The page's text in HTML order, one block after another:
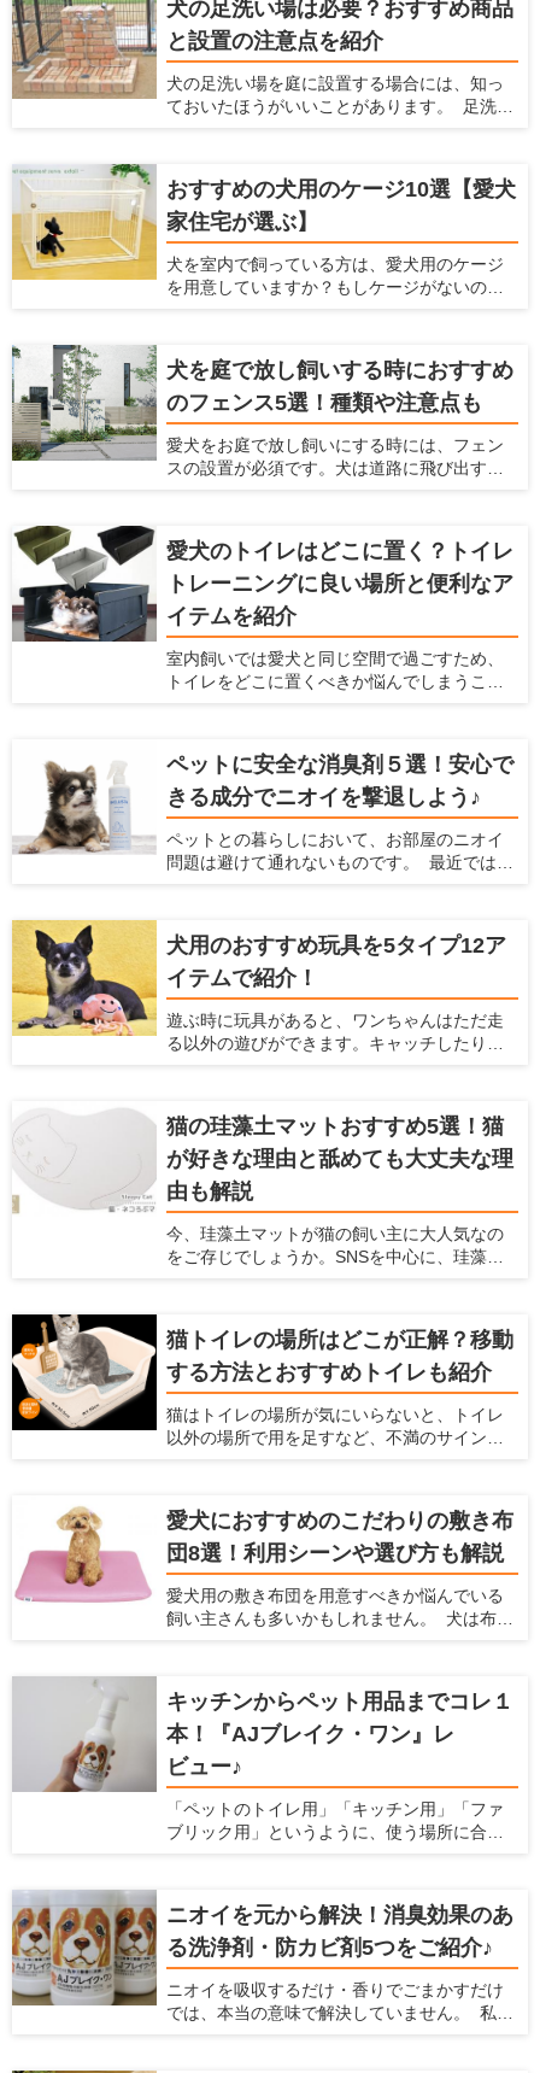
す。こういった悩みを解消するには、カー
ペットを敷くことをおすすめします。 ここで
は犬を飼う場合の家でのカーペットの魅力を
紹介するとともに、愛犬と暮らしやすい家を
提案している愛犬家住宅だからこその視点
る人はぜひ参考にしてくださいね！
犬の足洗い場は必要？おすすめ商品
と設置の注意点を紹介
犬の足洗い場を庭に設置する場合には、知っ
ておいたほうがいいことがあります。 足洗い
て便利です。しかし、足洗い場はただ設置す
るだけだと後々不都合が起こったり、それが
原因で使わなくなったりします。 ここでは、
犬と暮らすための住宅の情報を提供している
愛犬家住宅ならではの視点で、足洗い場に必
要な設備や注意点、おすすめの足洗い場など
おすすめの犬用のケージ10選【愛犬
家住宅が選ぶ】
犬を室内で飼っている方は、愛犬用のケージ
を用意していますか？もしケージがないので
えていたら、犬にとってはとてもマイナスに
なっているかもしれませんよ。 ここでは、犬
にとってケージが大事な理由とケージの種類
や選び方、おすすめの犬用ケージを紹介しよ
うと思います。これまでにたくさんの愛犬家
を見てきた「愛犬家住宅」の視点で、犬用の
犬を庭で放し飼いする時におすすめ
のフェンス5選！種類や注意点も
愛犬をお庭で放し飼いにする時には、フェン
スの設置が必須です。犬は道路に飛び出すこ
したフェンスを設置することで、犬が車にひ
かれることを防げますし、通行人への迷惑も
防げます。 ただ、庭で放し飼いをする時には
どんなフェンスを選べばいいか、どんなポイ
ントに注意すればいいかなどわからないと思
います。ここでは、犬を庭で放し飼いすると
きにおすすめのフェンスを紹介するととも
に、放し飼いするときに気をつけるべきこと
愛犬のトイレはどこに置く？トイレ
トレーニングに良い場所と便利なア
イテムを紹介
室内飼いでは愛犬と同じ空間で過ごすため、
トイレをどこに置くべきか悩んでしまうこと
犬も飼い主もストレスを感じにくい場所はあ
るのでしょうか。 自宅の間取りや掃除のしや
すさを考慮しつつ、トイレ関連のアイテムや
トイレの置き方を工夫すれば、ベストな場所
が見つかるはずです。この記事では、愛犬が
好むトイレの条件とおすすめの場所、トイレ
ペットに安全な消臭剤５選！安心で
きる成分でニオイを撃退しよう♪
ペットとの暮らしにおいて、お部屋のニオイ
問題は避けて通れないものです。 最近ではさ
全かどうか」で選びたいですよね。 今回は
「ペットがいるご家庭でも安心して使える消
臭剤」を5つご紹介します。
犬用のおすすめ玩具を5タイプ12ア
イテムで紹介！
遊ぶ時に玩具があると、ワンちゃんはただ走
る以外の遊びができます。キャッチしたり、
も、玩具は愛犬、飼い主のどちらにとっても
様々なメリットがあります。 ここでは、犬と
の生活の情報を紹介している「愛犬家住宅」
が、犬と楽しむための玩具の種類やメリッ
ト、おすすめ商品を紹介しようと思います。
犬用の玩具にどんなものがあるか知りたい方
や、愛犬にどんな玩具を買ってあげるか迷っ
ている方は、ぜひ参考にしてください！
猫の珪藻土マットおすすめ5選！猫
が好きな理由と舐めても大丈夫な理
由も解説
今、珪藻土マットが猫の飼い主に大人気なの
をご存じでしょうか。SNSを中心に、珪藻土
上がっています。 珪藻土マットは猫にとって
快適に過ごせる場所で、一日中珪藻土マット
の上で過ごす猫もいるようです。 珪藻土マッ
トとは、吸水性や速乾性に優れた人気アイテ
ム。脱衣所のマットを猫が占拠してしまうと
飼い主が使えないため、猫用にも珪藻土マッ
するとともに、舐めても大丈夫な理由とおす
すめアイテムを紹介します。
猫トイレの場所はどこが正解？移動
する方法とおすすめトイレも紹介
猫はトイレの場所が気にいらないと、トイレ
以外の場所で用を足すなど、不満のサインを
もなってしまいます。 愛猫にとって最適では
ない場所にトイレを設置しているなら、早め
に置き場所を見直した方が良いかもしれませ
ん。 この記事では、トイレに不満がある愛猫
のサインや、適切なトイレの場所、便利な猫
トイレアイテムを紹介します。
愛犬におすすめのこだわりの敷き布
団8選！利用シーンや選び方も解説
愛犬用の敷き布団を用意すべきか悩んでいる
飼い主さんも多いかもしれません。 犬は布団
緒に寝たがる子もいます。 この記事では、犬
が布団を好む理由を説明するとともに、おす
すめの敷布団8つとその選び方について解説し
ます。
キッチンからペット用品までコレ１
本！『AJブレイク・ワン』レ
ビュー♪
「ペットのトイレ用」「キッチン用」「ファ
ブリック用」というように、使う場所に合わ
でキッチンからペット用品まで幅広く使え
る」というオールマイティーな洗浄剤がある
んです♪しかも、洗浄だけでなく除菌消臭効果
もあって更に安全性が高いという優れもの！
今回は洗浄剤『AJブレイク・ワン』を、わた
くし勝部が実際に使ってのレポートと共にご
ニオイを元から解決！消臭効果のあ
る洗浄剤・防カビ剤5つをご紹介♪
ニオイを吸収するだけ・香りでごまかすだけ
では、本当の意味で解決していません。 私た